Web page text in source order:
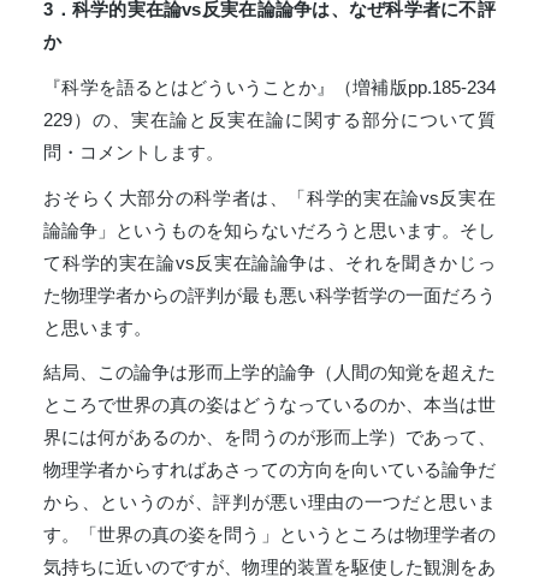
3 ．科学的実在論vs反実在論論争は、なぜ科学者に不評
か
『科学を語るとはどういうことか』（増補版pp.185-234
229）の、実在論と反実在論に関する部分について質
問・コメントします。
おそらく大部分の科学者は、「科学的実在論vs反実在
論論争」というものを知らないだろうと思います。そし
て科学的実在論vs反実在論論争は、それを聞きかじっ
た物理学者からの評判が最も悪い科学哲学の一面だろう
と思います。
結局、この論争は形而上学的論争（人間の知覚を超えた
ところで世界の真の姿はどうなっているのか、本当は世
界には何があるのか、を問うのが形而上学）であって、
物理学者からすればあさっての方向を向いている論争だ
から、というのが、評判が悪い理由の一つだと思いま
す。「世界の真の姿を問う」というところは物理学者の
気持ちに近いのですが、物理的装置を駆使した観測をあ